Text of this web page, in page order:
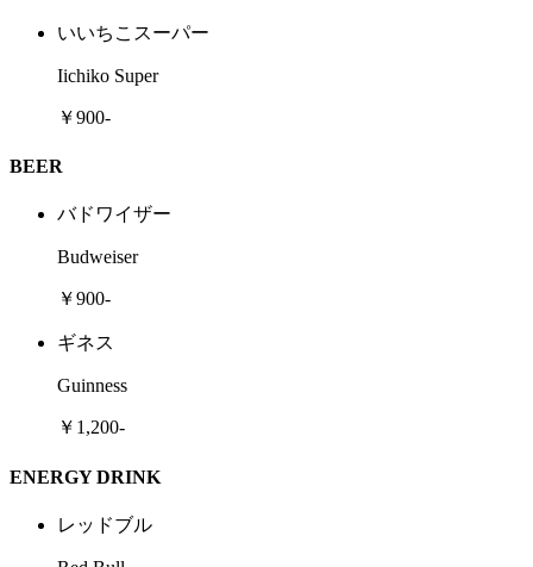
いいちこスーパー
Iichiko Super
￥900-
BEER
バドワイザー
Budweiser
￥900-
ギネス
Guinness
￥1,200-
ENERGY DRINK
レッドブル